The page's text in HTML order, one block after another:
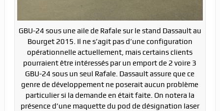
GBU-24 sous une aile de Rafale sur le stand Dassault au
Bourget 2015. Il ne s’agit pas d’une configuration
opérationnelle actuellement, mais certains clients
pourraient être intéressés par un emport de 2 voire 3
GBU-24 sous un seul Rafale. Dassault assure que ce
genre de développement ne poserait aucun problème
particulier si la demande en était faite. On notera la
présence d’une maquette du pod de désignation laser